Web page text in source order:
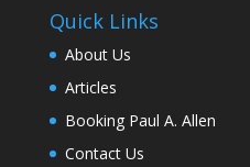
Quick Links
About Us
Articles
Booking Paul A. Allen
Contact Us